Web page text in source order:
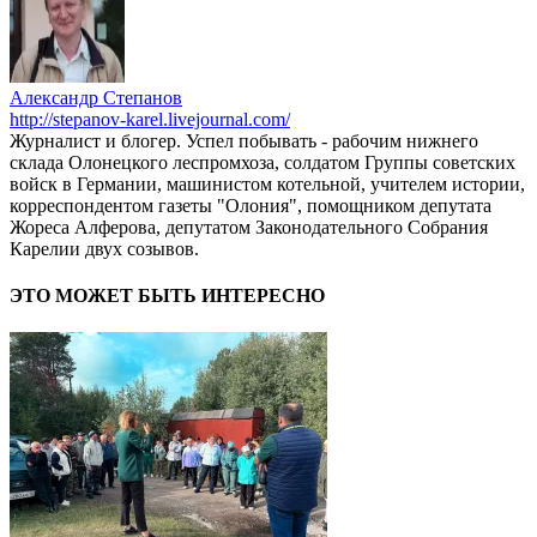
Александр Степанов
http://stepanov-karel.livejournal.com/
Журналист и блогер. Успел побывать - рабочим нижнего
склада Олонецкого леспромхоза, солдатом Группы советских
войск в Германии, машинистом котельной, учителем истории,
корреспондентом газеты "Олония", помощником депутата
Жореса Алферова, депутатом Законодательного Собрания
Карелии двух созывов.
ЭТО МОЖЕТ БЫТЬ ИНТЕРЕСНО